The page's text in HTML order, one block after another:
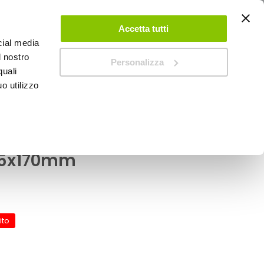
media
nostro
utilizzo
Accetta tutti
Personalizza
ACCEDI CREA UN ACCOUNT CONTATTACI